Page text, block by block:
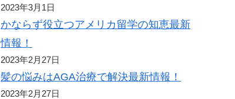
2023年3月1日
かならず役立つアメリカ留学の知恵最新
情報！
2023年2月27日
髪の悩みはAGA治療で解決最新情報！
2023年2月27日